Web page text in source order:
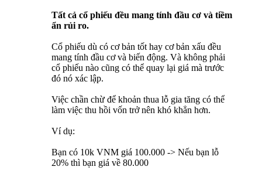
Tất cả cổ phiếu đều mang tính đầu cơ và tiềm
ẩn rủi ro.
Cổ phiếu dù có cơ bản tốt hay cơ bản xấu đều
mang tính đầu cơ và biến động. Và không phải
cổ phiếu nào cũng có thể quay lại giá mà trước
đó nó xác lập.
Việc chần chừ để khoản thua lỗ gia tăng có thể
làm việc thu hồi vốn trở nên khó khẳn hơn.
Ví dụ:
Bạn có 10k VNM giá 100.000 -> Nếu bạn lỗ
20% thì bạn giá về 80.000